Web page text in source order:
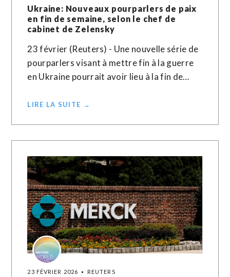
Ukraine: Nouveaux pourparlers de paix
en fin de semaine, selon le chef de
cabinet de Zelensky
23 février (Reuters) - Une nouvelle série de
pourparlers visant à mettre fin à la guerre ​
en ‌Ukraine pourrait avoir ​lieu ⁠à la fin de…
LIRE LA SUITE →
23 FÉVRIER 2026 REUTERS